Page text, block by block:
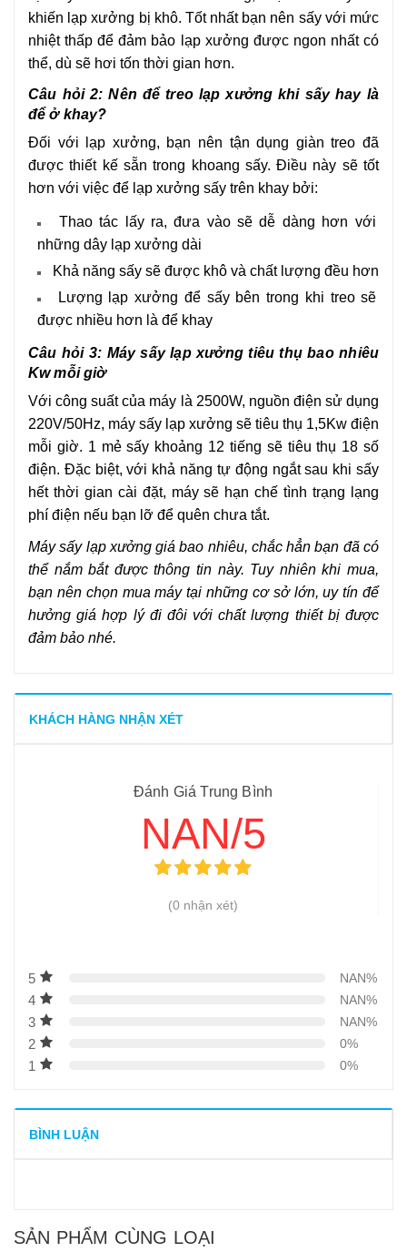
khiến lạp xưởng bị khô. Tốt nhất bạn nên sấy với mức
nhiệt thấp để đảm bảo lạp xưởng được ngon nhất có
thể, dù sẽ hơi tốn thời gian hơn.
Câu hỏi 2: Nên để treo lạp xưởng khi sấy hay là
để ở khay?
Đối với lạp xưởng, bạn nên tận dụng giàn treo đã
được thiết kế sẵn trong khoang sấy. Điều này sẽ tốt
hơn với việc để lạp xưởng sấy trên khay bởi:
Thao tác lấy ra, đưa vào sẽ dễ dàng hơn với
những dây lạp xưởng dài
Khả năng sấy sẽ được khô và chất lượng đều hơn
Lượng lạp xưởng để sấy bên trong khi treo sẽ
được nhiều hơn là để khay
Câu hỏi 3: Máy sấy lạp xưởng tiêu thụ bao nhiêu
Kw mỗi giờ
Với công suất của máy là 2500W, nguồn điện sử dụng
220V/50Hz, máy sấy lạp xưởng sẽ tiêu thụ 1,5Kw điện
mỗi giờ. 1 mẻ sấy khoảng 12 tiếng sẽ tiêu thụ 18 số
điện. Đặc biệt, với khả năng tự động ngắt sau khi sấy
hết thời gian cài đặt, máy sẽ hạn chế tình trạng lạng
phí điện nếu bạn lỡ để quên chưa tắt.
Máy sấy lạp xưởng giá bao nhiêu, chắc hẳn bạn đã có
thể nắm bắt được thông tin này. Tuy nhiên khi mua,
bạn nên chọn mua máy tại những cơ sở lớn, uy tín để
hưởng giá hợp lý đi đôi với chất lượng thiết bị được
đảm bảo nhé.
KHÁCH HÀNG NHẬN XÉT
Đánh Giá Trung Bình
NAN/5
(0 nhận xét)
5 NAN%
4 NAN%
3 NAN%
2 0%
1 0%
BÌNH LUẬN
SẢN PHẨM CÙNG LOẠI